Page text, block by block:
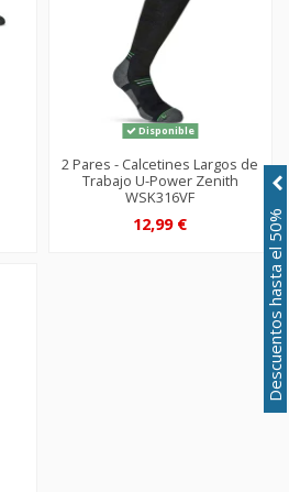
Disponible
2 Pares - Calcetines Largos de
Trabajo U-Power Zenith
WSK316VF
12,99 € Descuentos hasta el 50%